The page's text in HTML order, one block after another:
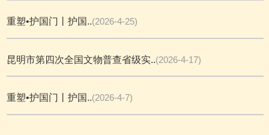
重塑•护国门丨护国..(2026-4-25)
昆明市第四次全国文物普查省级实..(2026-4-17)
重塑•护国门丨护国..(2026-4-7)